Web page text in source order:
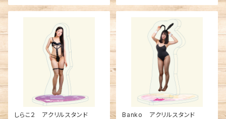
しらこ２ アクリルスタンド Banko アクリルスタンド